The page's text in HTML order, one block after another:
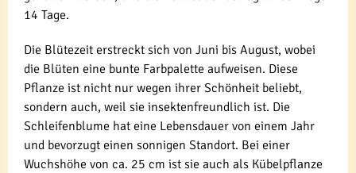
14 Tage.
Die Blütezeit erstreckt sich von Juni bis August, wobei
die Blüten eine bunte Farbpalette aufweisen. Diese
Pflanze ist nicht nur wegen ihrer Schönheit beliebt,
sondern auch, weil sie insektenfreundlich ist. Die
Schleifenblume hat eine Lebensdauer von einem Jahr
und bevorzugt einen sonnigen Standort. Bei einer
Wuchshöhe von ca. 25 cm ist sie auch als Kübelpflanze